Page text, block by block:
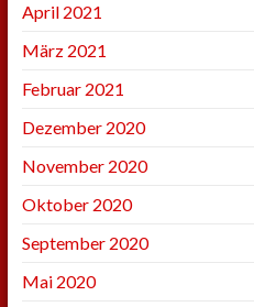
April 2021
März 2021
Februar 2021
Dezember 2020
November 2020
Oktober 2020
September 2020
Mai 2020